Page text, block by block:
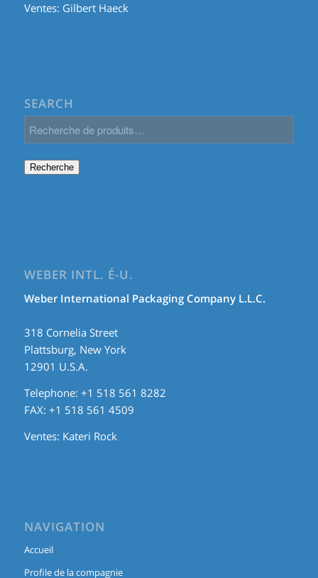
Ventes: Gilbert Haeck
SEARCH
Recherche
WEBER INTL. É-U.
Weber International Packaging Company L.L.C.
318 Cornelia Street
Plattsburg, New York
12901 U.S.A.
Telephone: +1 518 561 8282
FAX: +1 518 561 4509
Ventes: Kateri Rock
NAVIGATION
Accueil
Profile de la compagnie